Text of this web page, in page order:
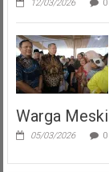
12/03/2026 0
Warga
05/03/2026 0